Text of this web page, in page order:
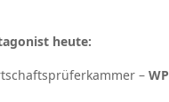
heute:
–